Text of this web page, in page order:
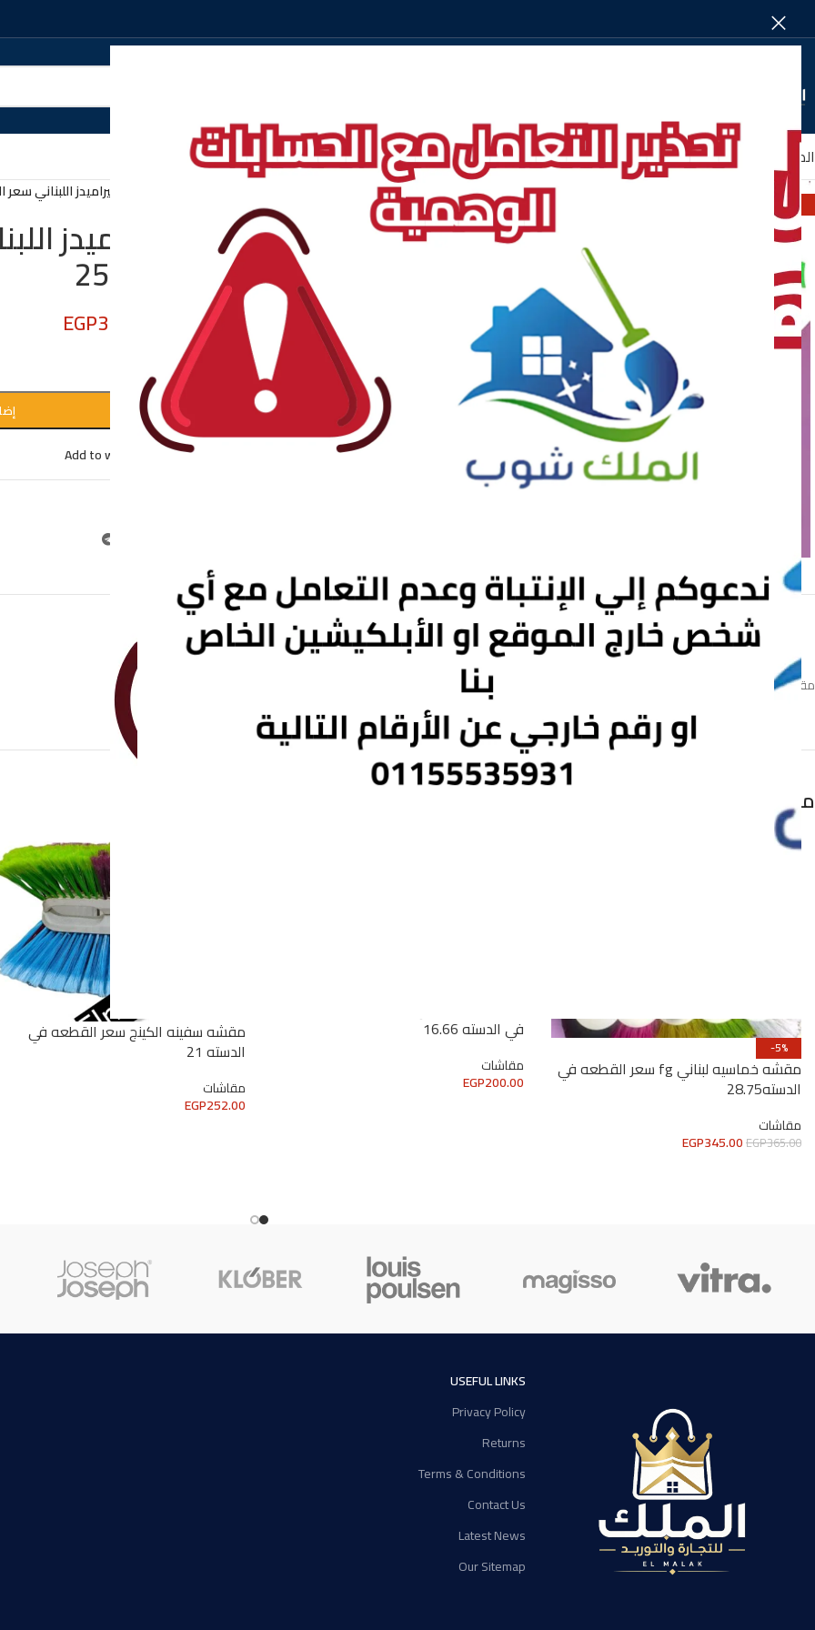
SELECT CATEGORY
الصفحة الرئيسيةمن نحـــــــــــــــــن الأقســـــــام
-6%
مقشه بيراميدز اللبناني سعر
مقشه بيراميدز
الدسته 25.83
330.00
EGP310.00
Compare
Add to wishlist
الوصفمراجعات (0) SHIPPING & DELIVERY
مقشه بيراميدز اللبناني
منتجات ذات صلة
-5%
مقشه خماسيه لبناني fg سعر القطعه في
الدسته28.75
مقاشات
EGP365.00
EGP345.00
في الدسته 16.66
مقاشات
EGP200.00
مقشه سفينه الكينج سعر القطعه في
الدسته 21
مقاشات
EGP252.00
USEFUL LINKS
Privacy Policy
Returns
Terms & Conditions
Contact Us
Latest News
Our Sitemap